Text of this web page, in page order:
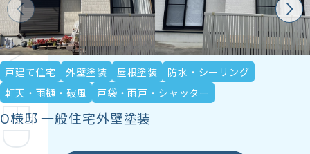
戸建て住宅 外壁塗装 屋根塗装
防水・シーリング
軒天・雨樋・破風
戸袋・雨戸・シャッター
O様邸 一般住宅外壁塗装